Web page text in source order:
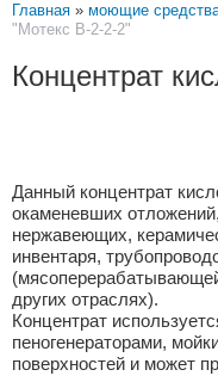
Главная » моющие
"Мотекс В-2-2-2"
Концентрат
Данный концентрат
окаменевших
нержавеющих,
инвентаря,
других отраслях).
Концентрат
пеногенераторами,
поверхностей и может